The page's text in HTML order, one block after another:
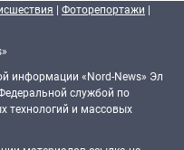
| Фоторепортажи |
информации «Nord-News» Эл
службой по
технологий и массовых